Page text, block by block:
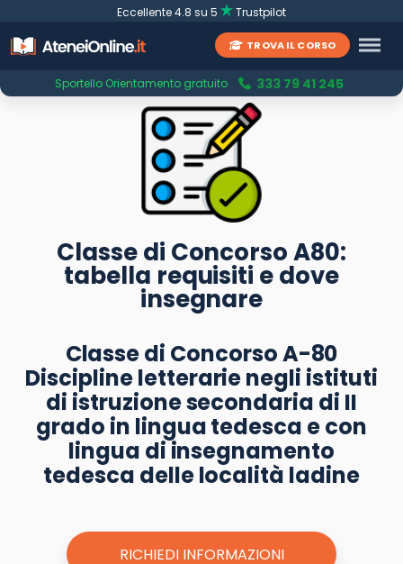
Eccellente 4.8 su 5 Trustpilot
TROVA IL CORSO
Sportello Orientamento gratuito 333 79 41 245
Classe di Concorso A80:
tabella requisiti e dove
insegnare
Classe di Concorso A-80
Discipline letterarie negli istituti
di istruzione secondaria di II
grado in lingua tedesca e con
lingua di insegnamento
tedesca delle località ladine
RICHIEDI INFORMAZIONI